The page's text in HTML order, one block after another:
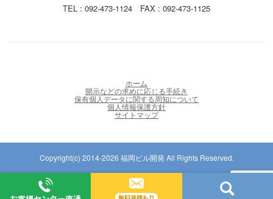
TEL : 092-473-1124 FAX : 092-473-1125
ホーム
開示などの求めに応じる手続き
保有個人データに関する周知について
個人情報保護方針
サイトマップ
Copyright(c) 2014-2026 福岡ビル開発 All Rights Reserved.
無料見積もり